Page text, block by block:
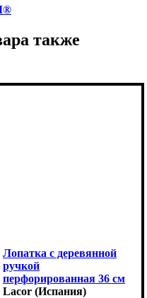
также
Лопатка с деревянной
ручкой
перфорированная 36 см
Lacor
Lacor (Испания)